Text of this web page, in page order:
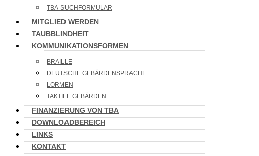
TBA-SUCHFORMULAR
MITGLIED WERDEN
TAUBBLINDHEIT
KOMMUNIKATIONSFORMEN
BRAILLE
DEUTSCHE GEBÄRDENSPRACHE
LORMEN
TAKTILE GEBÄRDEN
FINANZIERUNG VON TBA
DOWNLOADBEREICH
LINKS
KONTAKT